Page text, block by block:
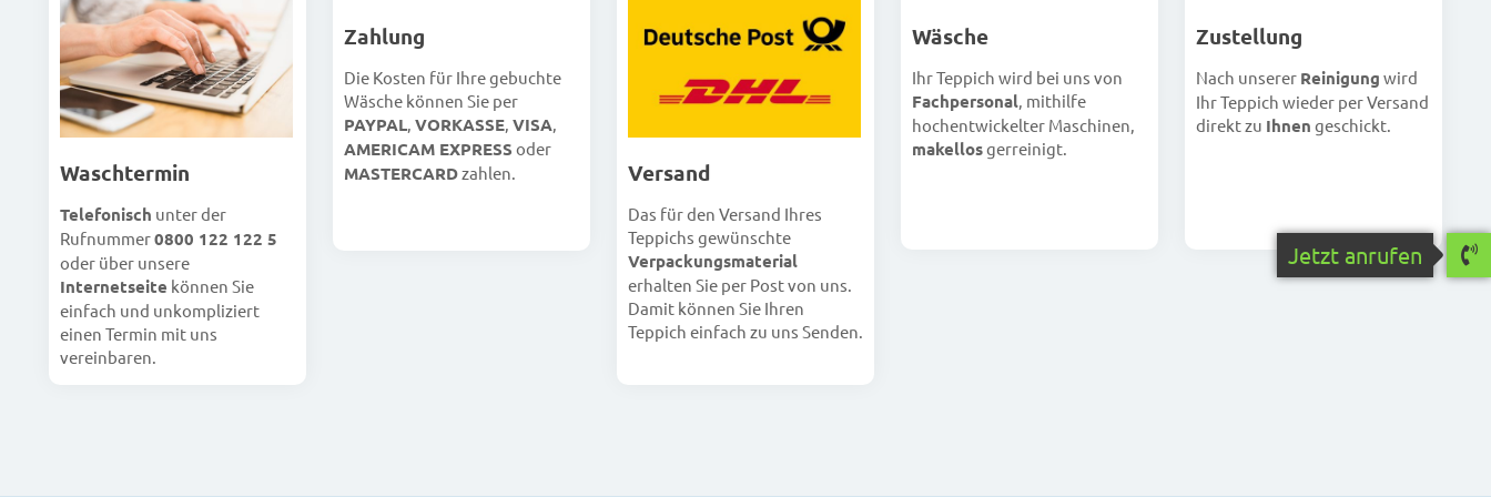
Waschtermin
Telefonisch unter der
Rufnummer0800 122 122 5
oder über unsere
Internetseite können Sie
einfach und unkompliziert
einen Termin mit uns
vereinbaren.
Zahlung
Die Kosten für Ihre gebuchte
Wäsche können Sie per
PAYPAL, VORKASSE, VISA,
AMERICAM EXPRESS oder
MASTERCARDzahlen. Versand
Das für den Versand Ihres
Teppichs gewünschte
Verpackungsmaterial
erhalten Sie per Post von uns.
Damit können Sie Ihren
Teppich einfach zu uns Senden.
Wäsche
Ihr Teppich wird bei uns von
Fachpersonal, mithilfe
hochentwickelter Maschinen,
makellosgerreinigt.
Zustellung
Nach unserer Reinigung wird
Ihr Teppich wieder per Versand
direkt zu Ihnen geschickt.
Jetzt anrufen